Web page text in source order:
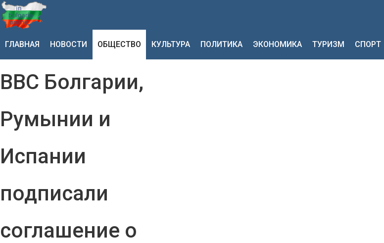
ГЛАВНАЯ НОВОСТИ ОБЩЕСТВО КУЛЬТУРА ПОЛИТИКА ЭКОНОМИКА ТУРИЗМ СПОРТ
ВВС Болгарии,
Румынии и
Испании
подписали
соглашение о